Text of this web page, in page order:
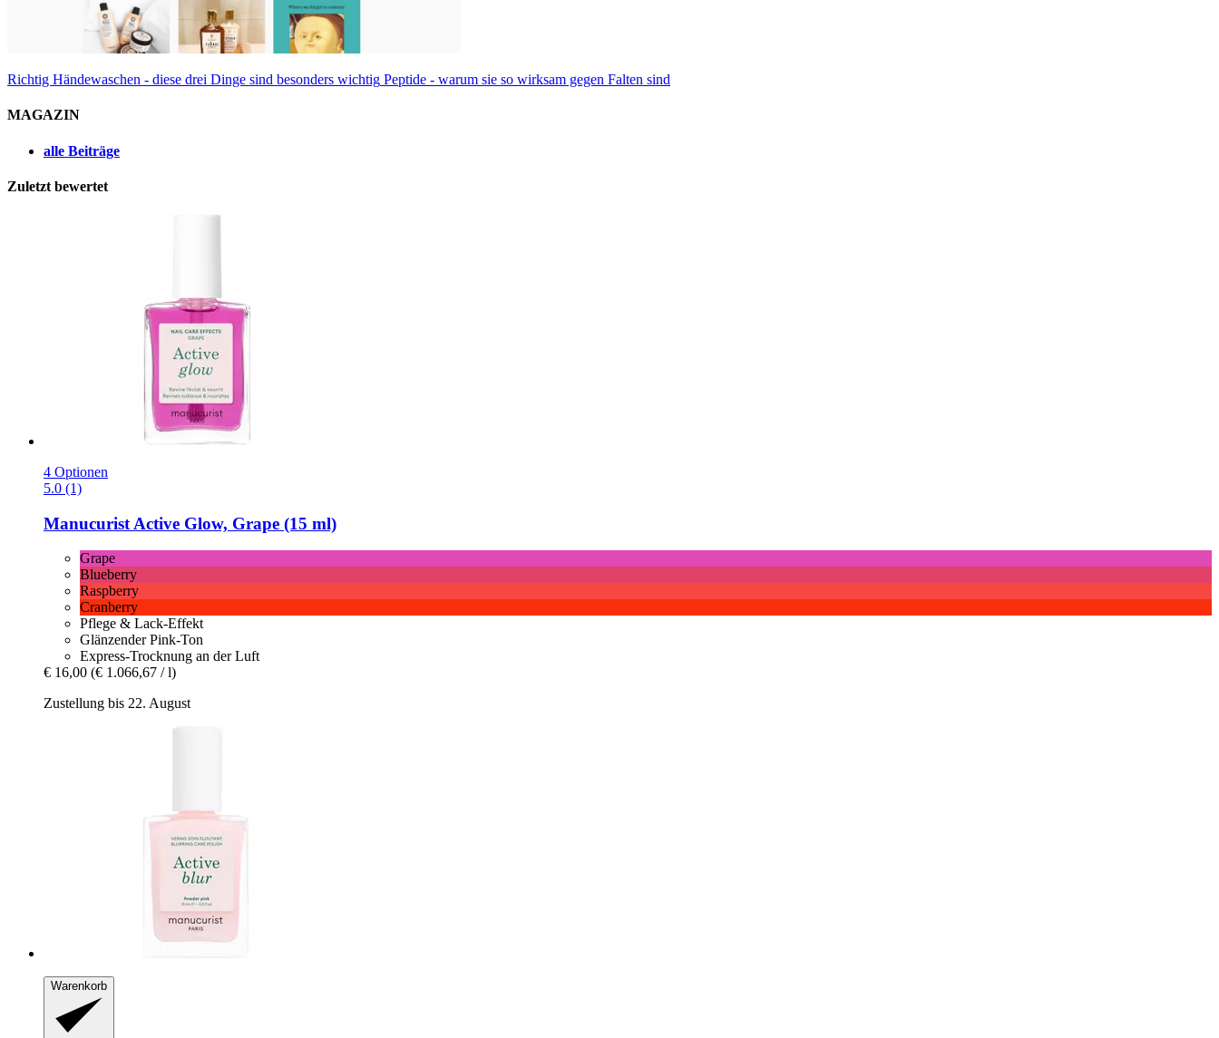
Richtig Händewaschen - diese drei Dinge sind besonders wichtig Peptide - warum sie so wirksam gegen Falten sind
MAGAZIN
alle Beiträge
Zuletzt bewertet
4 Optionen
5.0 (1)
Manucurist Active Glow, Grape (15 ml)
Grape
Blueberry
Raspberry
Cranberry
Pflege & Lack-Effekt
Glänzender Pink-Ton
Express-Trocknung an der Luft
€ 16,00 (€ 1.066,67 / l)
Zustellung bis 22. August
Warenkorb